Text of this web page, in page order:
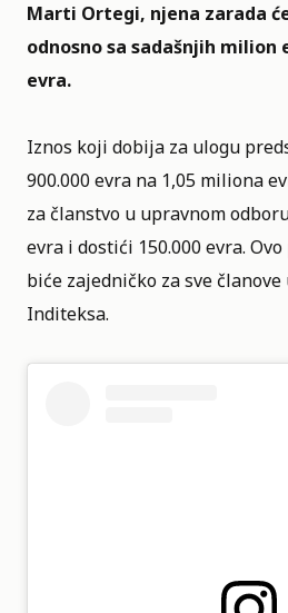
Marti Ortegi, njena zarada
odnosno sa sadašnjih milion
evra.
Iznos koji dobija za ulogu
900.000 evra na 1,05 miliona
za članstvo u upravnom
evra i dostići 150.000 evra.
biće zajedničko za sve
Inditeksa.